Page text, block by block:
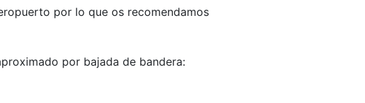
por lo que os recomendamos
por bajada de bandera: